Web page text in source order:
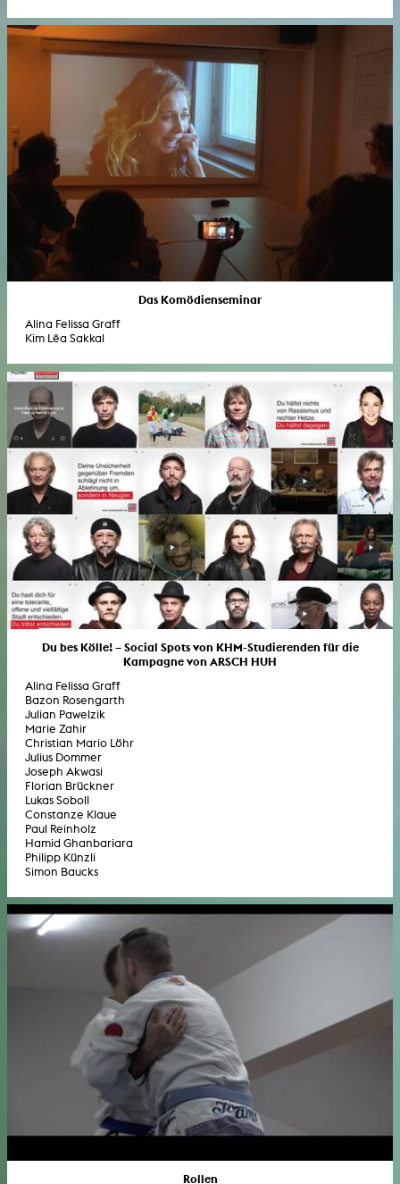
Das Komödienseminar
Alina Felissa Graff
Kim Lêa Sakkal
Du bes Kölle! – Social Spots von KHM-Studierenden für die
Kampagne von ARSCH HUH
Alina Felissa Graff
Bazon Rosengarth
Julian Pawelzik
Marie Zahir
Christian Mario Löhr
Julius Dommer
Joseph Akwasi
Florian Brückner
Lukas Soboll
Constanze Klaue
Paul Reinholz
Hamid Ghanbariara
Philipp Künzli
Simon Baucks
Rollen